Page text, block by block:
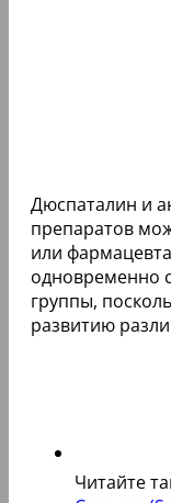
Дюспаталин и
препаратов
или
одновременно
группы,
развитию
Читайте